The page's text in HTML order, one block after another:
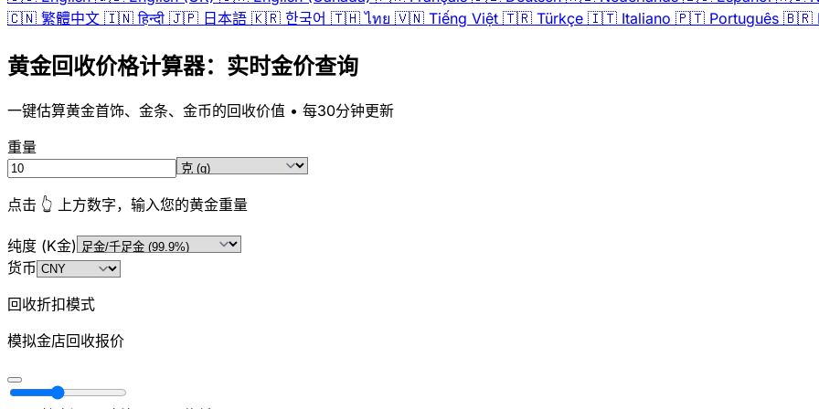
🇨🇳 繁體中文 🇮🇳 हिन्दी 🇯🇵 日本語 🇰🇷 한국어 🇹🇭 ไทย 🇻🇳 Tiếng Việt 🇹🇷 Türkçe 🇮🇹 Italiano 🇵🇹 Português 🇧🇷
黄金回收价格计算器：实时金价查询
一键估算黄金首饰、金条、金币的回收价值 • 每30分钟更新
重量
点击 👆 上方数字，输入您的黄金重量
纯度 (K金)
货币
回收折扣模式
模拟金店回收报价